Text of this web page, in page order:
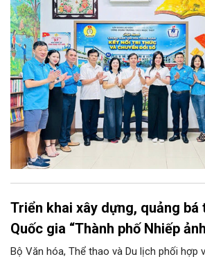
Triển khai xây dựng, quảng bá
Quốc gia “Thành phố Nhiếp
Bộ Văn hóa, Thể thao và Du lịch phối hợp